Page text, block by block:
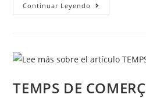
Continuar Leyendo
TEMPS DE COMERÇ